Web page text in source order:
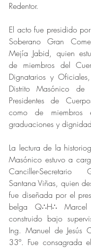
Redentor.
El acto fue presidido
Soberano Gran
Mejía Jabid, quien
de miembros del
Dignatarios y
Distrito Masónico de
Presidentes de
como de miembros
graduaciones y
La lectura de la
Masónico estuvo a
Canciller-Secretario
Santana Viñas, quien
fue diseñada por el
belga Q∴H∴
construido bajo
Ing. Manuel de Jesús
33º. Fue